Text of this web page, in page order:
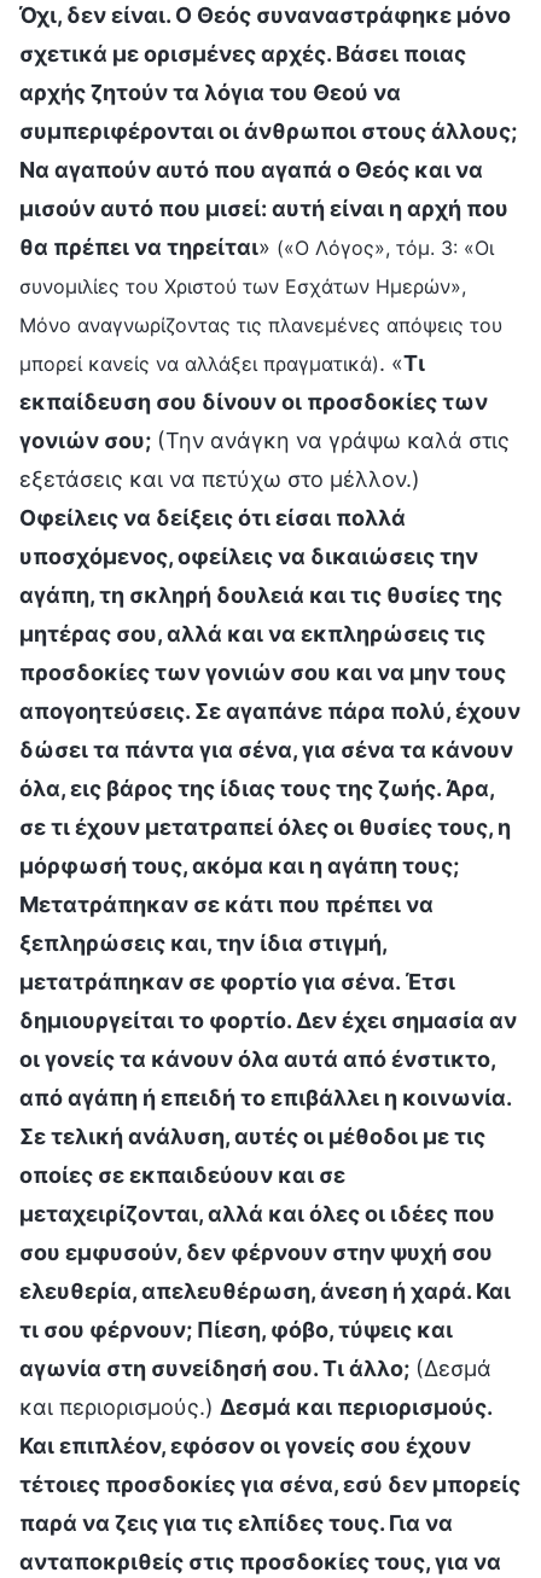
Όχι, δεν είναι. Ο Θεός συναναστράφηκε μόνο
σχετικά με ορισμένες αρχές. Βάσει ποιας
αρχής ζητούν τα λόγια του Θεού να
συμπεριφέρονται οι άνθρωποι στους άλλους;
Να αγαπούν αυτό που αγαπά ο Θεός και να
μισούν αυτό που μισεί: αυτή είναι η αρχή που
θα πρέπει να τηρείται» («Ο Λόγος», τόμ. 3: «Οι
συνομιλίες του Χριστού των Εσχάτων Ημερών»,
Μόνο αναγνωρίζοντας τις πλανεμένες απόψεις του
μπορεί κανείς να αλλάξει πραγματικά). «Τι
εκπαίδευση σου δίνουν οι προσδοκίες των
γονιών σου; (Την ανάγκη να γράψω καλά στις
εξετάσεις και να πετύχω στο μέλλον.)
Οφείλεις να δείξεις ότι είσαι πολλά
υποσχόμενος, οφείλεις να δικαιώσεις την
αγάπη, τη σκληρή δουλειά και τις θυσίες της
μητέρας σου, αλλά και να εκπληρώσεις τις
προσδοκίες των γονιών σου και να μην τους
απογοητεύσεις. Σε αγαπάνε πάρα πολύ, έχουν
δώσει τα πάντα για σένα, για σένα τα κάνουν
όλα, εις βάρος της ίδιας τους της ζωής. Άρα,
σε τι έχουν μετατραπεί όλες οι θυσίες τους, η
μόρφωσή τους, ακόμα και η αγάπη τους;
Μετατράπηκαν σε κάτι που πρέπει να
ξεπληρώσεις και, την ίδια στιγμή,
μετατράπηκαν σε φορτίο για σένα. Έτσι
δημιουργείται το φορτίο. Δεν έχει σημασία αν
οι γονείς τα κάνουν όλα αυτά από ένστικτο,
από αγάπη ή επειδή το επιβάλλει η κοινωνία.
Σε τελική ανάλυση, αυτές οι μέθοδοι με τις
οποίες σε εκπαιδεύουν και σε
μεταχειρίζονται, αλλά και όλες οι ιδέες που
σου εμφυσούν, δεν φέρνουν στην ψυχή σου
ελευθερία, απελευθέρωση, άνεση ή χαρά. Και
τι σου φέρνουν; Πίεση, φόβο, τύψεις και
αγωνία στη συνείδησή σου. Τι άλλο; (Δεσμά
και περιορισμούς.) Δεσμά και περιορισμούς.
Και επιπλέον, εφόσον οι γονείς σου έχουν
τέτοιες προσδοκίες για σένα, εσύ δεν μπορείς
παρά να ζεις για τις ελπίδες τους. Για να
ανταποκριθείς στις προσδοκίες τους, για να